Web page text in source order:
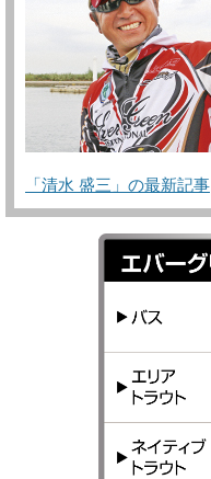
「清水 盛三」の最新記事